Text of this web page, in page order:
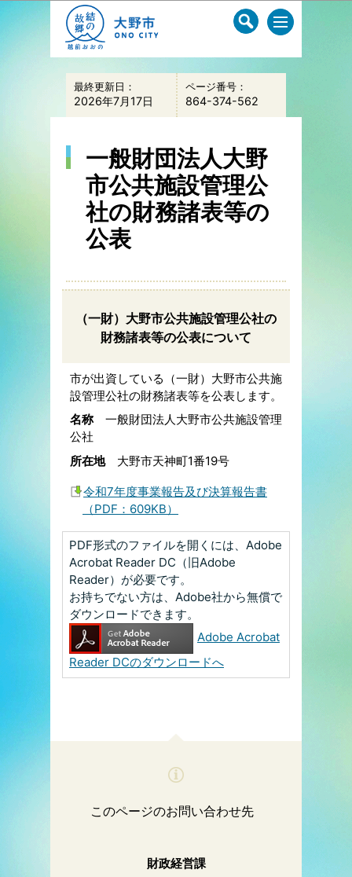
このページの本文へ移動
最終更新日：
2026年7月17日
ページ番号：
864-374-562
一般財団法人大野
市公共施設管理公
社の財務諸表等の
公表
（一財）大野市公共施設管理公社の
財務諸表等の公表について
市が出資している（一財）大野市公共施
設管理公社の財務諸表等を公表します。
名称一般財団法人大野市公共施設管理
公社
所在地大野市天神町1番19号
令和7年度事業報告及び決算報告書
（PDF：609KB）
PDF形式のファイルを開くには、Adobe
Acrobat Reader DC（旧Adobe
Reader）が必要です。
お持ちでない方は、Adobe社から無償で
ダウンロードできます。
Adobe Acrobat
Reader DCのダウンロードへ
このページのお問い合わせ先
財政経営課